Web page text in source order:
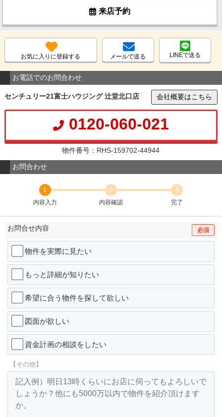
来店予約
お気に入りに登録する メールで送る LINEで送る
お電話でのお問合わせ
センチュリー21富士ハウジング 辻堂北口店 会社概要はこちら
0120-060-021
物件番号：RHS-159702-44944
お問合わせ
1
内容入力
2
内容確認
3
完了
お問合せ内容 必須
物件を実際に見たい
もっと詳細が知りたい
希望に合う物件を探して欲しい
図面が欲しい
資金計画の相談をしたい
【その他】